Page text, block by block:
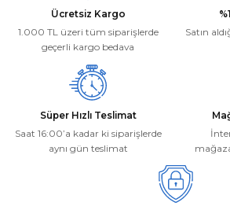
Ürün fiyatı diğer sitelerden daha pahalı.
Bu ürüne benzer farklı alternatifler olmalı.
Deneyimini Paylaş
Ücretsiz Kargo
1.000 TL üzeri tüm siparişlerde
geçerli kargo bedava
Satın
Süper Hızlı Teslimat
Saat 16:00’a kadar ki siparişlerde
aynı gün teslimat